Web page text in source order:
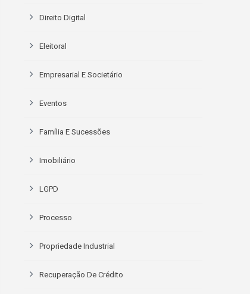
Direito Digital
Eleitoral
Empresarial E Societário
Eventos
Família E Sucessões
Imobiliário
LGPD
Processo
Propriedade Industrial
Recuperação De Crédito